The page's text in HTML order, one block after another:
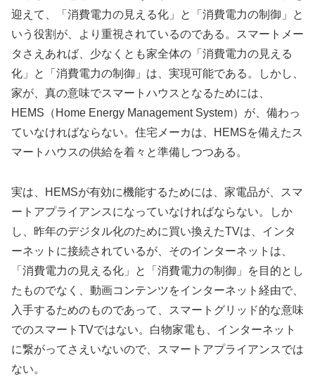
迎えて、「消費電力の見える化」と「消費電力の制御」と
いう役割が、より重視されているのである。スマートメー
タさえあれば、少なくとも家全体の「消費電力の見える
化」と「消費電力の制御」は、実現可能である。しかし、
家が、真の意味でスマートハウスとなるためには、
HEMS（Home Energy Management System）が、備わっ
ていなければならない。住宅メーカは、HEMSを備えたス
マートハウスの供給を着々と準備しつつある。
実は、HEMSが有効に機能するためには、家電品が、スマ
ートアプライアンスになっていなければならない。しか
し、昨年のデジタル化のために買い換えたTVは、インタ
ーネットに接続されているが、そのインターネットは、
「消費電力の見える化」と「消費電力の制御」を目的とし
たものでなく、動画コンテンツをインターネット経由で、
入手するためのものであって、スマートグリッド的な意味
でのスマートTVではない。白物家電も、インターネット
に繋がってさえいないので、スマートアプライアンスでは
ない。